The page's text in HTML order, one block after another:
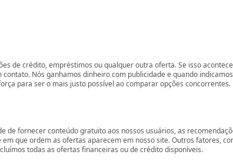
de crédito, empréstimos ou qualquer outra oferta. Se isso
Nós ganhamos dinheiro com publicidade e quando
para ser o mais justo possível ao comparar opções concorrentes.
fornecer conteúdo gratuito aos nossos usuários, as
que ordem as ofertas aparecem em nosso site. Outros fatores,
todas as ofertas financeiras ou de crédito disponíveis.